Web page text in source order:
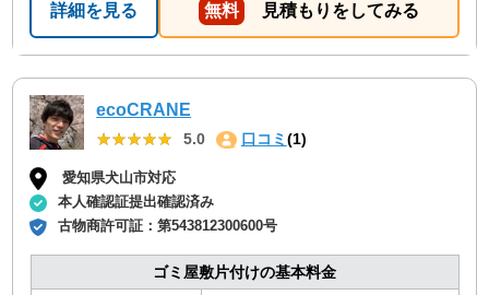
詳細を見る 無料 見積もりをしてみる
ecoCRANE
★★★★★
★★★★★ 5.0 口コミ (1)
愛知県犬山市対応
本人確認証提出確認済み
古物商許可証：第543812300600号
ゴミ屋敷片付けの基本料金